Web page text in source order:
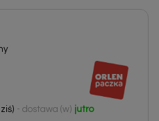
- dostawa (w) jutro